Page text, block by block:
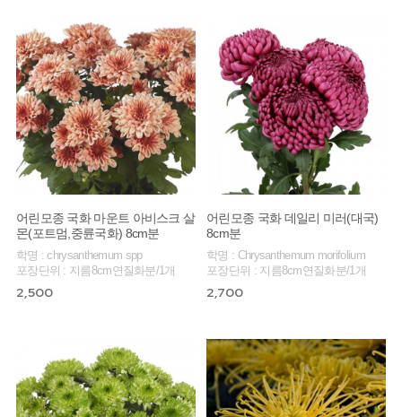
어린모종 국화 마운트 아비스크 살
몬(포트멈,중륜국화) 8cm분
학명 : chrysanthemum spp
포장단위 : 지름8cm연질화분/1개
2,500
어린모종 국화 데일리 미러(대국)
8cm분
학명 : Chrysanthemum morifolium
포장단위 : 지름8cm연질화분/1개
2,700